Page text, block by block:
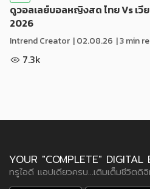
ดูวอลเลย์บอลหญิงสด ไทย Vs เวี
2026
Intrend Creator |02.08.26 | 3 min
7.3k
YOUR "COMPLETE" DIGITAL
ทรูไอดี แอปเดียวครบ...เติมเต็มชีวิตดิ